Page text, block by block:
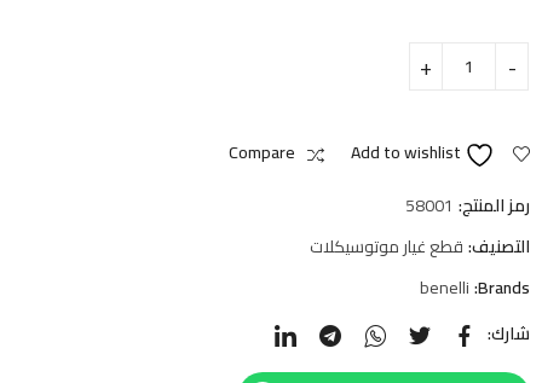
Add to wishlist
Compare
رمز المنتج: 58001
التصنيف:قطع غيار موتوسيكلات
Brands:
benelli
شارك: